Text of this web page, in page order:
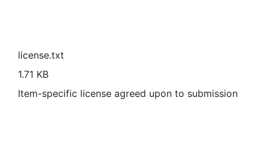
license.txt
1.71 KB
Item-specific license agreed upon to submission